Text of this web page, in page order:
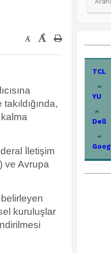
- +
İletişim
ve Avrupa
kuruluşlar
TCL
YU
Dell